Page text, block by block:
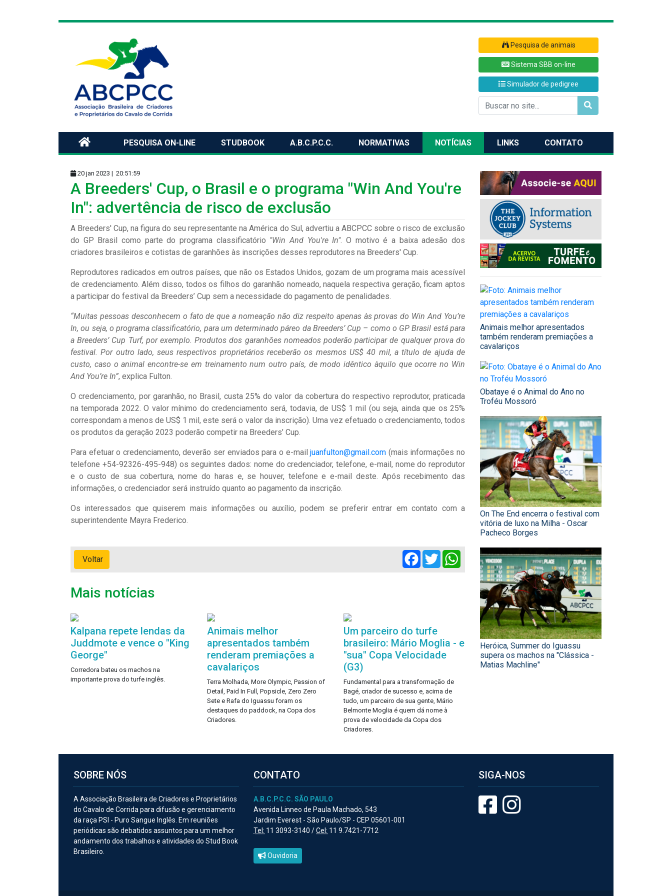
Pesquisa de animais
Sistema SBB on-line
Simulador de pedigree
PESQUISA ON-LINE STUDBOOK A.B.C.P.C.C. NORMATIVAS NOTÍCIAS LINKS CONTATO
20 jan 2023 | 20:51:59
A Breeders' Cup, o Brasil e o programa "Win And You're
In": advertência de risco de exclusão
A Breeders' Cup, na figura do seu representante na América do Sul, advertiu a ABCPCC sobre o risco de exclusão
do GP Brasil como parte do programa classificatório "Win And You're In". O motivo é a baixa adesão dos
criadores brasileiros e cotistas de garanhões às inscrições desses reprodutores na Breeders' Cup.
Reprodutores radicados em outros países, que não os Estados Unidos, gozam de um programa mais acessível
de credenciamento. Além disso, todos os filhos do garanhão nomeado, naquela respectiva geração, ficam aptos
a participar do festival da Breeders’ Cup sem a necessidade do pagamento de penalidades.
“Muitas pessoas desconhecem o fato de que a nomeação não diz respeito apenas às provas do Win And You’re
In, ou seja, o programa classificatório, para um determinado páreo da Breeders’ Cup – como o GP Brasil está para
a Breeders’ Cup Turf, por exemplo. Produtos dos garanhões nomeados poderão participar de qualquer prova do
festival. Por outro lado, seus respectivos proprietários receberão os mesmos US$ 40 mil, a título de ajuda de
custo, caso o animal encontre-se em treinamento num outro país, de modo idêntico àquilo que ocorre no Win
And You’re In”, explica Fulton.
O credenciamento, por garanhão, no Brasil, custa 25% do valor da cobertura do respectivo reprodutor, praticada
na temporada 2022. O valor mínimo do credenciamento será, todavia, de US$ 1 mil (ou seja, ainda que os 25%
correspondam a menos de US$ 1 mil, este será o valor da inscrição). Uma vez efetuado o credenciamento, todos
os produtos da geração 2023 poderão competir na Breeders’ Cup.
Para efetuar o credenciamento, deverão ser enviados para o e-mailjuanfulton@gmail.com (mais informações no
telefone +54-92326-495-948) os seguintes dados: nome do credenciador, telefone, e-mail, nome do reprodutor
e o custo de sua cobertura, nome do haras e, se houver, telefone e e-mail deste. Após recebimento das
informações, o credenciador será instruído quanto ao pagamento da inscrição.
Os interessados que quiserem mais informações ou auxílio, podem se preferir entrar em contato com a
superintendente Mayra Frederico.
Voltar
Facebook
Twitter WhatsApp
Mais notícias
Kalpana repete lendas da
Juddmote e vence o "King
George"
Corredora bateu os machos na
importante prova do turfe inglês.
Animais melhor
apresentados também
renderam premiações a
cavalariços
Terra Molhada, More Olympic, Passion of
Detail, Paid In Full, Popsicle, Zero Zero
Sete e Rafa do Iguassu foram os
destaques do paddock, na Copa dos
Criadores.
Um parceiro do turfe
brasileiro: Mário Moglia - e
"sua" Copa Velocidade
(G3)
Fundamental para a transformação de
Bagé, criador de sucesso e, acima de
tudo, um parceiro de sua gente, Mário
Belmonte Moglia é quem dá nome à
prova de velocidade da Copa dos
Criadores.
Animais melhor apresentados
também renderam premiações a
cavalariços
Obataye é o Animal do Ano no
Troféu Mossoró
On The End encerra o festival com
vitória de luxo na Milha - Oscar
Pacheco Borges
Heróica, Summer do Iguassu
supera os machos na "Clássica -
Matias Machline"
SOBRE NÓS
A Associação Brasileira de Criadores e Proprietários
do Cavalo de Corrida para difusão e gerenciamento
da raça PSI - Puro Sangue Inglês. Em reuniões
periódicas são debatidos assuntos para um melhor
andamento dos trabalhos e atividades do Stud Book
Brasileiro.
CONTATO
A.B.C.P.C.C. SÃO PAULO
Avenida Linneo de Paula Machado, 543
Jardim Everest - São Paulo/SP - CEP 05601-001
Tel: 11 3093-3140 /Cel: 11 9.7421-7712
Ouvidoria
SIGA-NOS